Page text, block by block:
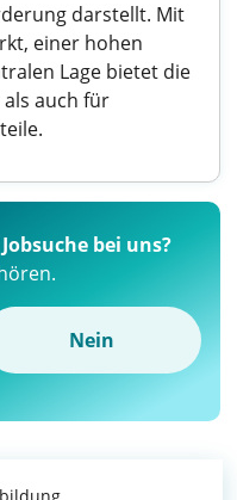
darstellt. Mit
einer hohen
Lage bietet die
auch für
bei uns?
Nein